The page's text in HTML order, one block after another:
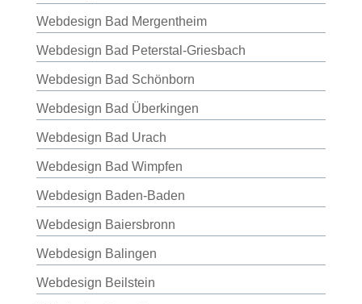
Webdesign Bad Mergentheim
Webdesign Bad Peterstal-Griesbach
Webdesign Bad Schönborn
Webdesign Bad Überkingen
Webdesign Bad Urach
Webdesign Bad Wimpfen
Webdesign Baden-Baden
Webdesign Baiersbronn
Webdesign Balingen
Webdesign Beilstein